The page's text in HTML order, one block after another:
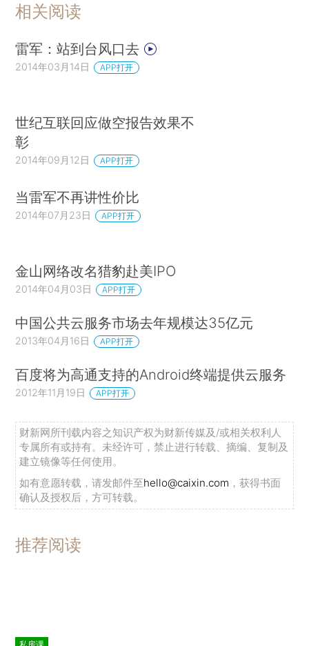
相关阅读
雷军：站到台风口去
2014年03月14日 APP打开
世纪互联回应做空报告效果不
彰
2014年09月12日 APP打开
当雷军不再讲性价比
2014年07月23日 APP打开
金山网络改名猎豹赴美IPO
2014年04月03日 APP打开
中国公共云服务市场去年规模达35亿元
2013年04月16日 APP打开
百度将为高通支持的Android终端提供云服务
2012年11月19日 APP打开
财新网所刊载内容之知识产权为财新传媒及/或相关权利人
专属所有或持有。未经许可，禁止进行转载、摘编、复制及
建立镜像等任何使用。
如有意愿转载，请发邮件至hello@caixin.com ，获得书面
确认及授权后，方可转载。
推荐阅读
私房课